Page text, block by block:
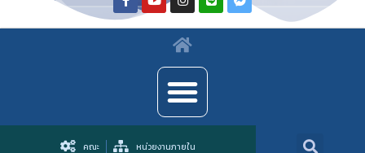
คณะ หน่วยงานภายใน